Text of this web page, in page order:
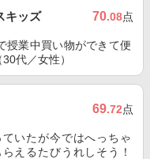
キッズ 70.08点
授業中買い物ができて便
代／女性）
69.72点
いたが今ではへっちゃ
えるたびうれしそう！